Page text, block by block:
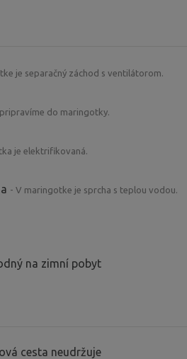
je separačný záchod s ventilátorom.
do maringotky.
je elektrifikovaná.
- V maringotke je sprcha s teplou vodou.
na zimní pobyt
cesta neudržuje